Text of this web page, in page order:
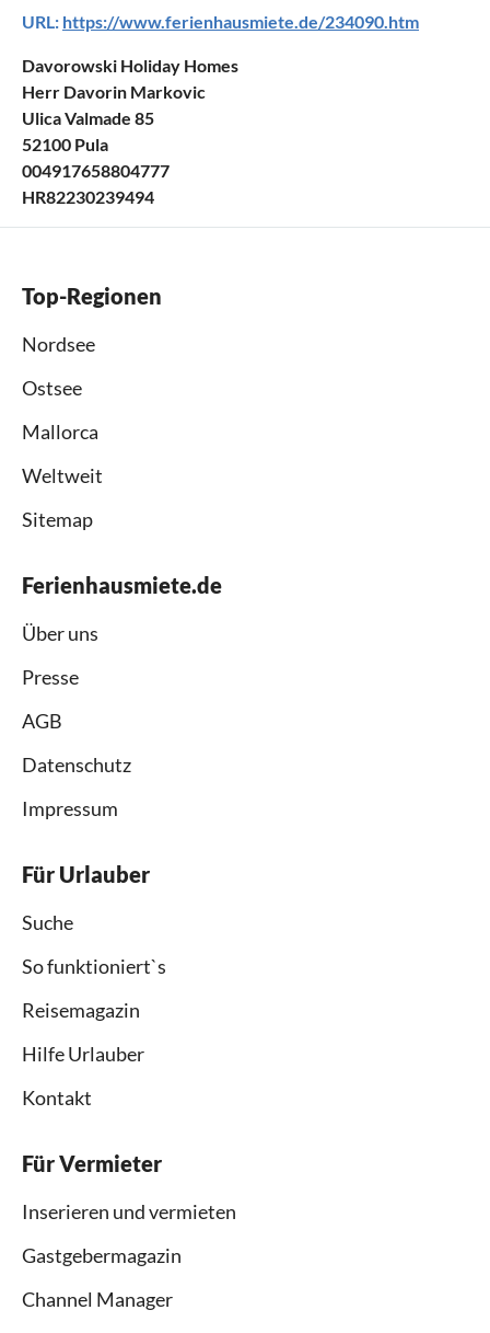
URL: https://www.ferienhausmiete.de/234090.htm
Davorowski Holiday Homes
Herr Davorin Markovic
Ulica Valmade 85
52100 Pula
004917658804777
HR82230239494
Top-Regionen
Nordsee
Ostsee
Mallorca
Weltweit
Sitemap
Ferienhausmiete.de
Über uns
Presse
AGB
Datenschutz
Impressum
Für Urlauber
Suche
So funktioniert`s
Reisemagazin
Hilfe Urlauber
Kontakt
Für Vermieter
Inserieren und vermieten
Gastgebermagazin
Channel Manager